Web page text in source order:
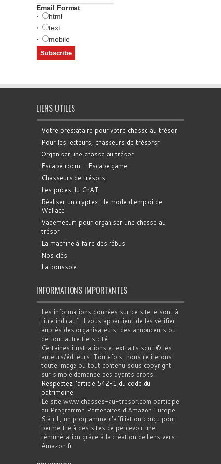
Email Format
html
text
mobile
LIENS UTILES
Votre prestataire pour votre chasse au trésor
Pour les lecteurs, chasseurs de trésorsr
Organiser une chasse au trésor
Escape room - Escape game
Chasseurs de trésors
Les puces du ChAT
Réaliser un cryptex : le mode d'emploi de
Wallace
Vademecum pour organiser une chasse au
trésor
La machine à faire des rébus
Nos clés
La boussole
INFORMATIONS IMPORTANTES
Les informations données sur ce site le sont à
titre indicatif. Il vous appartient de les vérifier
auprès des organisateurs, des annonceurs ou
de tout autre tiers cité.
Certaines illustrations et extraits sont © les
auteurs/éditeurs. Toutefois, nous retirerons
toute image ou tout contenu sous copyright
sur simple demande des ayants droits.
Respectez l'article 542-1 du code du
patrimoine.
Le site www.chasses-au-tresor.com participe
au Programme Partenaires d’Amazon Europe
S.à r.l., un programme d’affiliation conçu pour
permettre à des sites de percevoir une
rémunération grâce à la création de liens vers
Amazon.fr